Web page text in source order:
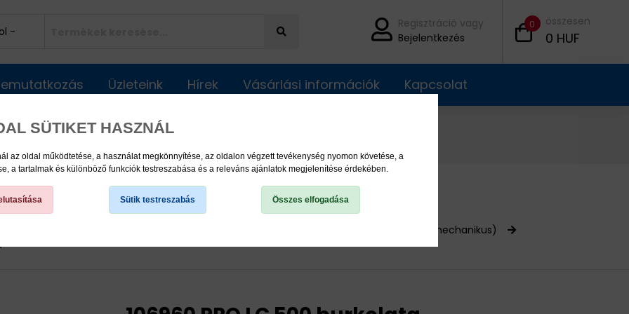
SÜTIKET HASZNÁL
az oldal működtetése, a használat megkönnyítése, az oldalon végzett tevékenység nyomon követése, a
a tartalmak és különböző funkciók testreszabása és a releváns ajánlatok megjelenítése érdekében.
Sütik testreszabás Összes elfogadása
Regisztráció vagy
Bejelentkezés
0 összesen
0 HUF
Üzleteink Hírek Vásárlási információk Kapcsolat
Többpontos kenőrendszerek (elektromechanikus)